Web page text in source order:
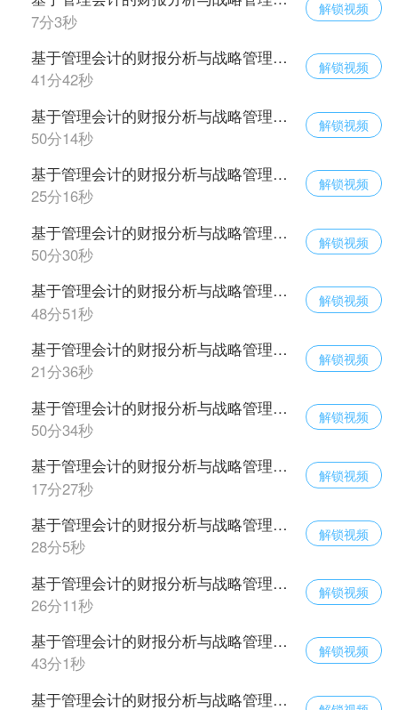
7分3秒
解锁视频
基于管理会计的财报分析与战略管理（十四）
41分42秒
解锁视频
基于管理会计的财报分析与战略管理（十五）
50分14秒
解锁视频
基于管理会计的财报分析与战略管理（十六）
25分16秒
解锁视频
基于管理会计的财报分析与战略管理（十七）
50分30秒
解锁视频
基于管理会计的财报分析与战略管理（十八）
48分51秒
解锁视频
基于管理会计的财报分析与战略管理（十九）
21分36秒
解锁视频
基于管理会计的财报分析与战略管理（二十）
50分34秒
解锁视频
基于管理会计的财报分析与战略管理（二十一）
17分27秒
解锁视频
基于管理会计的财报分析与战略管理（二十二）
28分5秒
解锁视频
基于管理会计的财报分析与战略管理（二十三）
26分11秒
解锁视频
基于管理会计的财报分析与战略管理（二十四）
43分1秒
解锁视频
基于管理会计的财报分析与战略管理（二十五）